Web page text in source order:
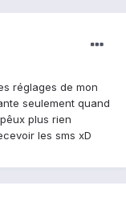
réglages de mon
seulement quand
plus rien
les sms xD